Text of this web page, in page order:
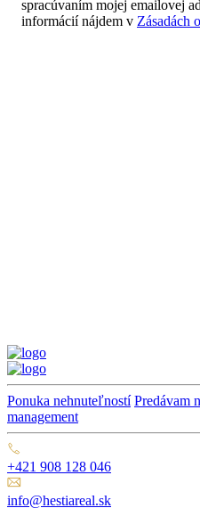
spracúvaním mojej emailovej
informácií nájdem v Zásadách
Ponuka nehnuteľností Predávam
management
+421 908 128 046
info@hestiareal.sk